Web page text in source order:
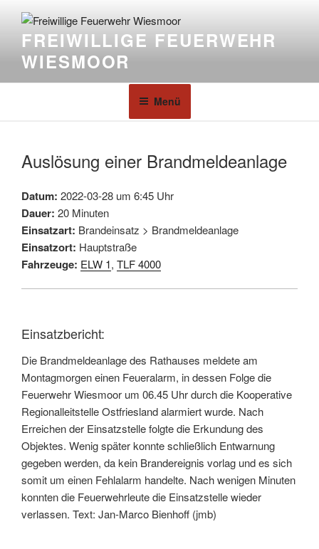
FREIWILLIGE FEUERWEHR
WIESMOOR
Menü
Auslösung einer Brandmeldeanlage
Datum: 2022-03-28 um 6:45 Uhr
Dauer: 20 Minuten
Einsatzart: Brandeinsatz > Brandmeldeanlage
Einsatzort: Hauptstraße
Fahrzeuge: ELW 1, TLF 4000
Einsatzbericht:
Die Brandmeldeanlage des Rathauses meldete am
Montagmorgen einen Feueralarm, in dessen Folge die
Feuerwehr Wiesmoor um 06.45 Uhr durch die Kooperative
Regionalleitstelle Ostfriesland alarmiert wurde. Nach
Erreichen der Einsatzstelle folgte die Erkundung des
Objektes. Wenig später konnte schließlich Entwarnung
gegeben werden, da kein Brandereignis vorlag und es sich
somit um einen Fehlalarm handelte. Nach wenigen Minuten
konnten die Feuerwehrleute die Einsatzstelle wieder
verlassen. Text: Jan-Marco Bienhoff (jmb)